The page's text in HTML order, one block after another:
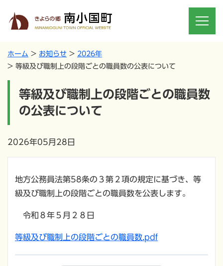
ホーム お知らせ
2026年
等級及び職制上の段階ごとの職員数の公表について
等級及び職制上の段階ごとの職員数
の公表について
2026年05月28日
地方公務員法第58条の３第２項の規定に基づき、等
級及び職制上の段階ごとの職員数を公表します。
令和８年５月２８日
等級及び職制上の段階ごとの職員数.pdf